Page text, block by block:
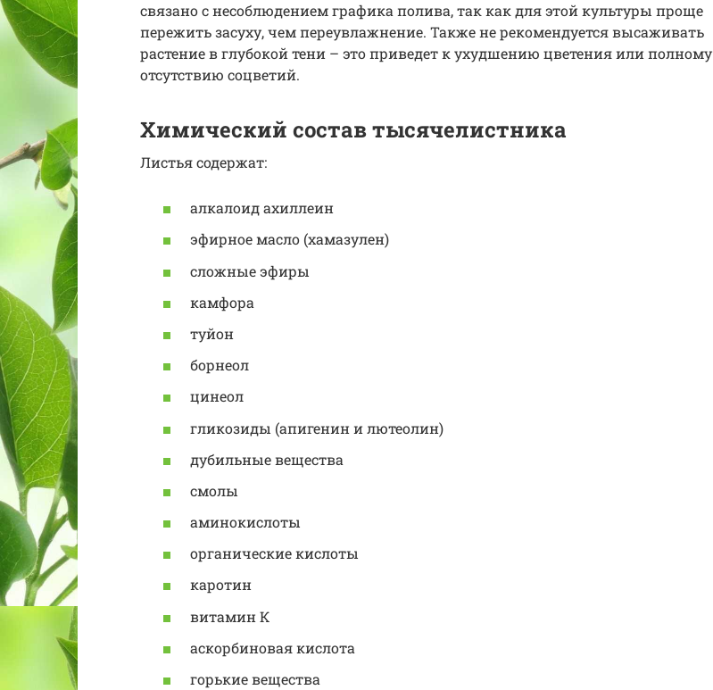
связано с несоблюдением графика полива, так как для этой культуры проще
пережить засуху, чем переувлажнение. Также не рекомендуется высаживать
растение в глубокой тени – это приведет к ухудшению цветения или полному
отсутствию соцветий.
Химический состав тысячелистника
Листья содержат:
алкалоид ахиллеин
эфирное масло (хамазулен)
сложные эфиры
камфора
туйон
борнеол
цинеол
гликозиды (апигенин и лютеолин)
дубильные вещества
смолы
аминокислоты
органические кислоты
каротин
витамин К
аскорбиновая кислота
горькие вещества